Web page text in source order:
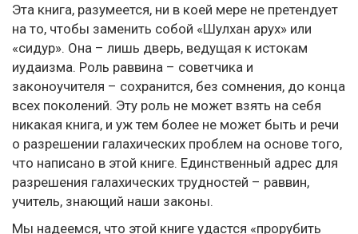
Эта книга, разумеется, ни в коей мере не претендует
на то, чтобы заменить собой «Шулхан арух» или
«сидур». Она – лишь дверь, ведущая к истокам
иудаизма. Роль раввина – советчика и
законоучителя – сохранится, без сомнения, до конца
всех поколений. Эту роль не может взять на себя
никакая книга, и уж тем более не может быть и речи
о разрешении галахических проблем на основе того,
что написано в этой книге. Единственный адрес для
разрешения галахических трудностей – раввин,
учитель, знающий наши законы.
Мы надеемся, что этой книге удастся «прорубить